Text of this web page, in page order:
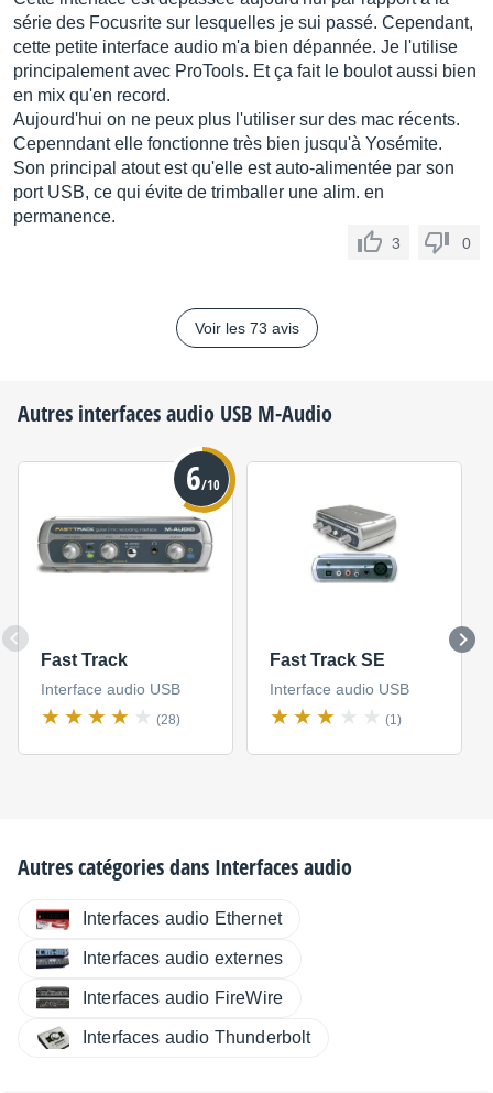
série des Focusrite sur lesquelles je sui passé. Cependant,
cette petite interface audio m'a bien dépannée. Je l'utilise
principalement avec ProTools. Et ça fait le boulot aussi bien
en mix qu'en record.
Aujourd'hui on ne peux plus l'utiliser sur des mac récents.
Cepenndant elle fonctionne très bien jusqu'à Yosémite.
Son principal atout est qu'elle est auto-alimentée par son
port USB, ce qui évite de trimballer une alim. en
permanence.
3 0
Voir les 73 avis
Autres interfaces audio USB M-Audio
6/10
Fast Track
Interface audio USB
(28)
Fast Track SE
Interface audio USB
(1)
Autres catégories dans Interfaces audio
Interfaces audio Ethernet
Interfaces audio externes
Interfaces audio FireWire
Interfaces audio Thunderbolt